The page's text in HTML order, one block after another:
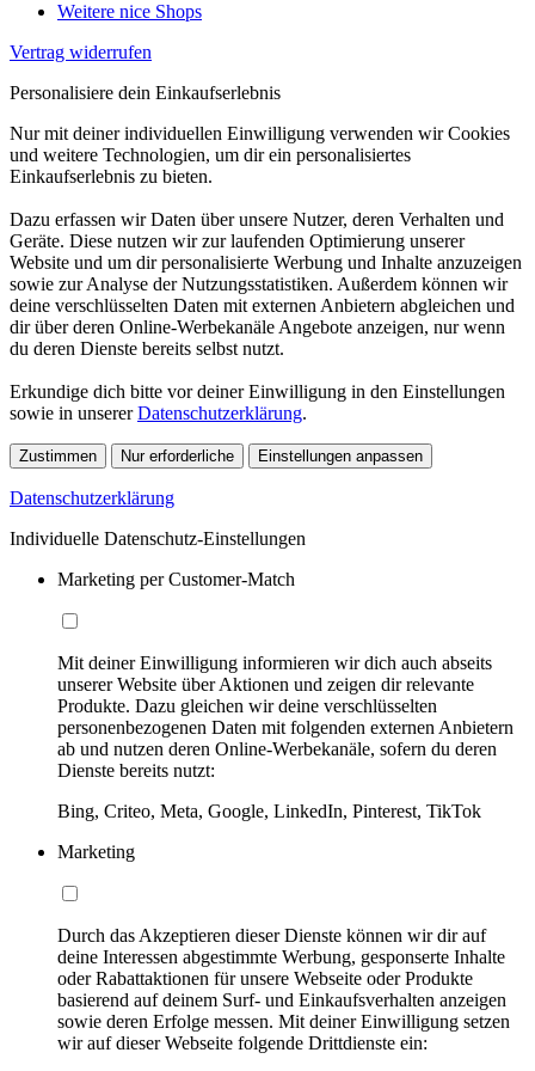
Weitere nice Shops
Vertrag widerrufen
Personalisiere dein Einkaufserlebnis
Nur mit deiner individuellen Einwilligung verwenden wir Cookies
und weitere Technologien, um dir ein personalisiertes
Einkaufserlebnis zu bieten.
Dazu erfassen wir Daten über unsere Nutzer, deren Verhalten und
Geräte. Diese nutzen wir zur laufenden Optimierung unserer
Website und um dir personalisierte Werbung und Inhalte anzuzeigen
sowie zur Analyse der Nutzungsstatistiken. Außerdem können wir
deine verschlüsselten Daten mit externen Anbietern abgleichen und
dir über deren Online-Werbekanäle Angebote anzeigen, nur wenn
du deren Dienste bereits selbst nutzt.
Erkundige dich bitte vor deiner Einwilligung in den Einstellungen
sowie in unsererDatenschutzerklärung.
Zustimmen Nur erforderliche Einstellungen anpassen
Datenschutzerklärung
Individuelle Datenschutz-Einstellungen
Marketing per Customer-Match
Mit deiner Einwilligung informieren wir dich auch abseits
unserer Website über Aktionen und zeigen dir relevante
Produkte. Dazu gleichen wir deine verschlüsselten
personenbezogenen Daten mit folgenden externen Anbietern
ab und nutzen deren Online-Werbekanäle, sofern du deren
Dienste bereits nutzt:
Bing, Criteo, Meta, Google, LinkedIn, Pinterest, TikTok
Marketing
Durch das Akzeptieren dieser Dienste können wir dir auf
deine Interessen abgestimmte Werbung, gesponserte Inhalte
oder Rabattaktionen für unsere Webseite oder Produkte
basierend auf deinem Surf- und Einkaufsverhalten anzeigen
sowie deren Erfolge messen. Mit deiner Einwilligung setzen
wir auf dieser Webseite folgende Drittdienste ein: